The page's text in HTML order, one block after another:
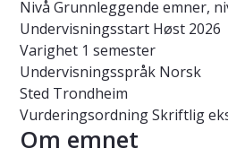
Nivå Grunnleggende emner,
Undervisningsstart Høst 2026
Varighet 1 semester
Undervisningsspråk Norsk
Sted Trondheim
VurderingsordningSkriftlig
Om emnet